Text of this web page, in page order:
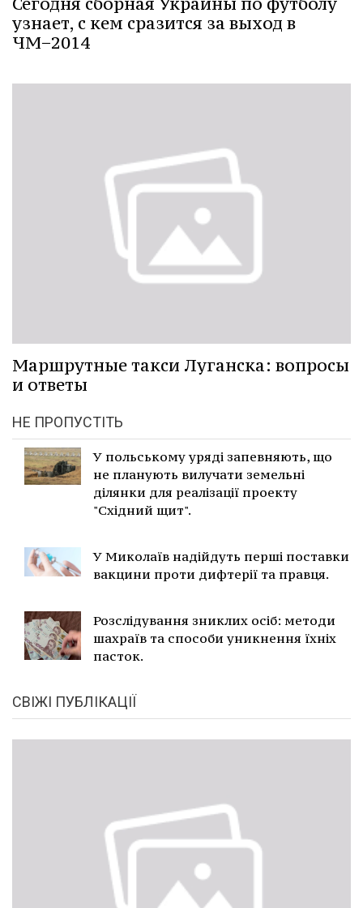
узнает, с кем сразится за выход в
ЧМ−2014
Маршрутные такси Луганска: вопросы
и ответы
НЕ ПРОПУСТІТЬ
У польському уряді запевняють, що
не планують вилучати земельні
ділянки для реалізації проекту
"Східний щит".
У Миколаїв надійдуть перші поставки
вакцини проти дифтерії та правця.
Розслідування зниклих осіб: методи
шахраїв та способи уникнення їхніх
пасток.
СВІЖІ ПУБЛІКАЦІЇ